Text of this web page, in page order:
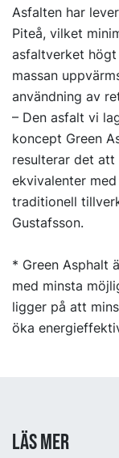
Asfalten har
Piteå, vilket
asfaltverket
massan
användning av
– Den asfalt vi
koncept Green
resulterar det att
ekvivalenter
traditionell
Gustafsson.
* Green Asphalt
med minsta
ligger på att
öka
Läs mer